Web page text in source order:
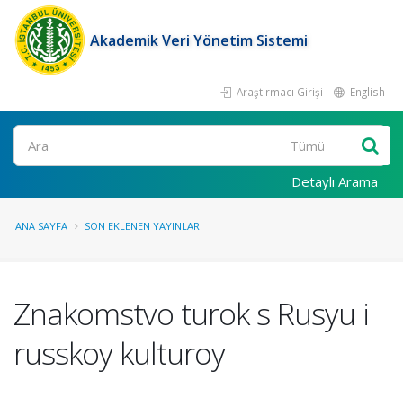
Akademik Veri Yönetim Sistemi
Araştırmacı Girişi English
Ara
Detaylı Arama
ANA SAYFA SON EKLENEN YAYINLAR
Znakomstvo turok s Rusyu i
russkoy kulturoy